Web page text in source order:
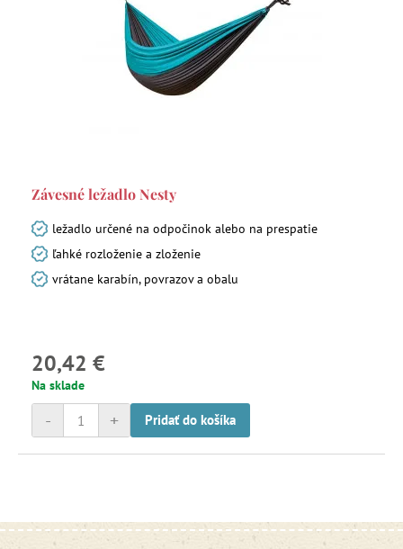
Závesné ležadlo Nesty
ležadlo určené na odpočinok alebo na prespatie
ľahké rozloženie a zloženie
vrátane karabín, povrazov a obalu
20,42 €
Na sklade
+
- Pridať do košíka